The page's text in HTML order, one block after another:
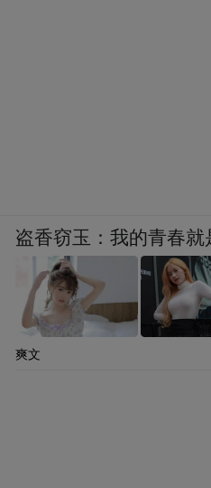
盗香窃玉：我的青春就
爽文